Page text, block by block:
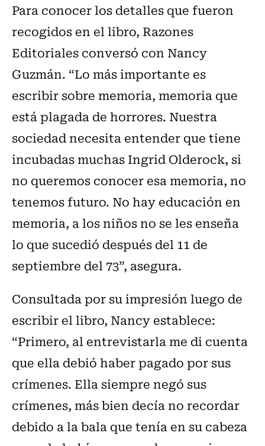
Para conocer los detalles que fueron
recogidos en el libro, Razones
Editoriales conversó con Nancy
Guzmán. “Lo más importante es
escribir sobre memoria, memoria que
está plagada de horrores. Nuestra
sociedad necesita entender que tiene
incubadas muchas Ingrid Olderock, si
no queremos conocer esa memoria, no
tenemos futuro. No hay educación en
memoria, a los niños no se les enseña
lo que sucedió después del 11 de
septiembre del 73”, asegura.
Consultada por su impresión luego de
escribir el libro, Nancy establece:
“Primero, al entrevistarla me di cuenta
que ella debió haber pagado por sus
crímenes. Ella siempre negó sus
crímenes, más bien decía no recordar
debido a la bala que tenía en su cabeza